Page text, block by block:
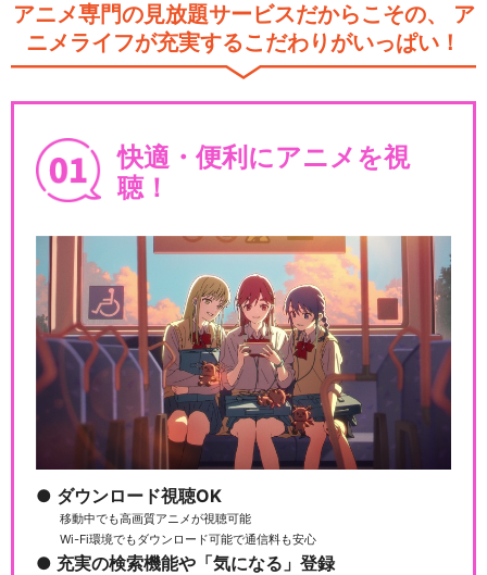
アニメ専門の見放題サービスだからこその、
ア
ニメライフが充実するこだわりがいっぱい！
快適・便利にアニメを視
聴！
ダウンロード視聴OK
移動中でも高画質アニメが視聴可能
Wi-Fi環境でもダウンロード可能で通信料も安心
充実の検索機能や「気になる」登録